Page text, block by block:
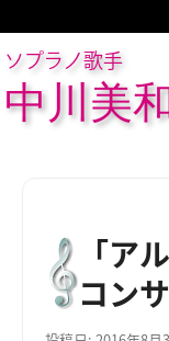
ソプラノ歌手
中川美
「ア
コン